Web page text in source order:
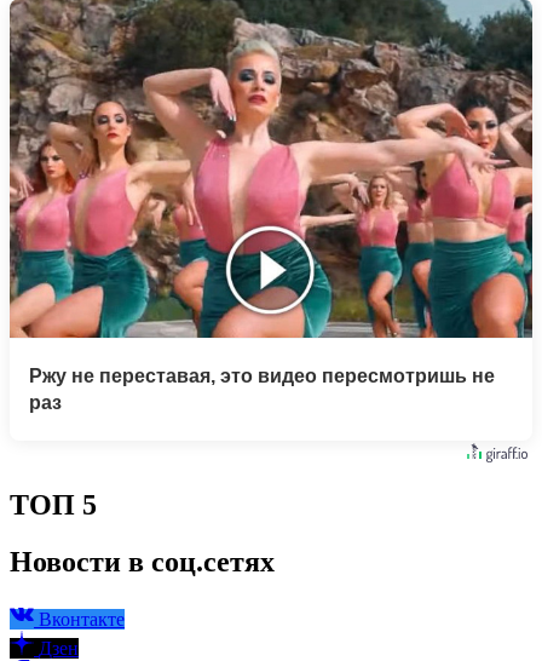
Ржу не переставая, это видео пересмотришь не
раз
ТОП 5
Новости в соц.сетях
Вконтакте
Дзен